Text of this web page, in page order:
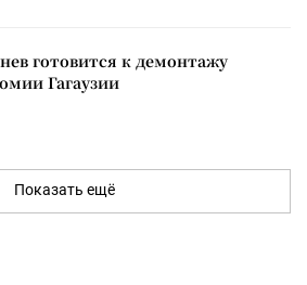
готовится к демонтажу
Гагаузии
Показать ещё